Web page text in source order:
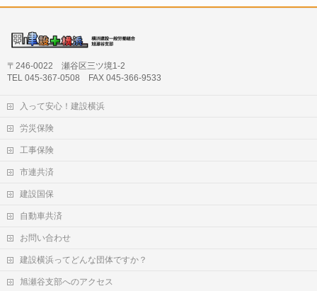
〒246-0022 瀬谷区三ツ境1-2
TEL 045-367-0508 FAX 045-366-9533
入って安心！建設横浜
労災保険
工事保険
市連共済
建設国保
自動車共済
お問い合わせ
建設横浜ってどんな団体ですか？
旭瀬谷支部へのアクセス